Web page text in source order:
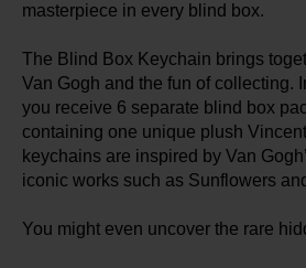
masterpiece in every blind box.
The Blind Box Keychain brings
Van Gogh and the fun of collecting.
you receive 6 separate blind box
containing one unique plush
keychains are inspired by Van
iconic works such as Sunflowers
You might even uncover the rare